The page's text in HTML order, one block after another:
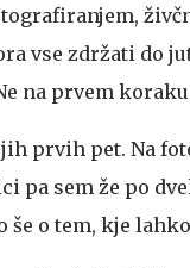
vse zdržati do
na prvem
prvih pet. Na
pa sem že po
še o tem, kje